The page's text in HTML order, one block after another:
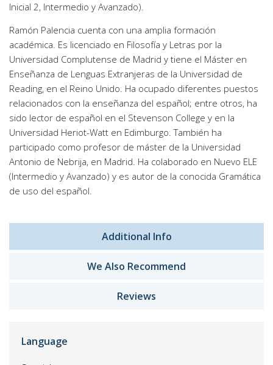
Inicial 2, Intermedio y Avanzado).
Ramón Palencia cuenta con una amplia formación
académica. Es licenciado en Filosofía y Letras por la
Universidad Complutense de Madrid y tiene el Máster en
Enseñanza de Lenguas Extranjeras de la Universidad de
Reading, en el Reino Unido. Ha ocupado diferentes puestos
relacionados con la enseñanza del español; entre otros, ha
sido lector de español en el Stevenson College y en la
Universidad Heriot-Watt en Edimburgo. También ha
participado como profesor de máster de la Universidad
Antonio de Nebrija, en Madrid. Ha colaborado en Nuevo ELE
(Intermedio y Avanzado) y es autor de la conocida Gramática
de uso del español.
Additional Info
We Also Recommend
Reviews
Language